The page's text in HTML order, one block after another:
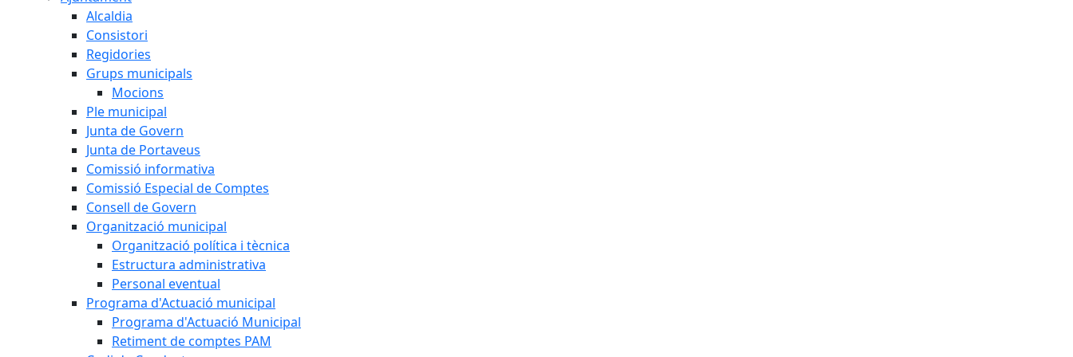
Alcaldia
Consistori
Regidories
Grups municipals
Mocions
Ple municipal
Junta de Govern
Junta de Portaveus
Comissió informativa
Comissió Especial de Comptes
Consell de Govern
Organització municipal
Organització política i tècnica
Estructura administrativa
Personal eventual
Programa d'Actuació municipal
Programa d'Actuació Municipal
Retiment de comptes PAM